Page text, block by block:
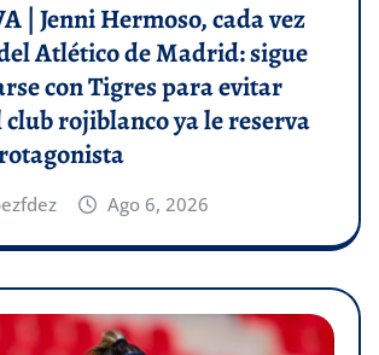
| Jenni Hermoso, cada vez
Atlético de Madrid: sigue
con Tigres para evitar
club rojiblanco ya le reserva
Ago 6, 2026